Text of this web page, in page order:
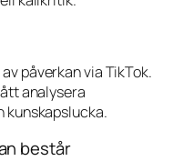
påverkan via TikTok.
analysera
kunskapslucka.
består